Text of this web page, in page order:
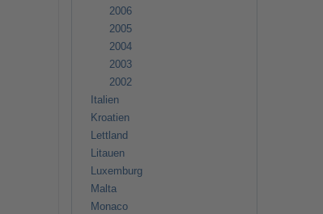
2006
2005
2004
2003
2002
Italien
Kroatien
Lettland
Litauen
Luxemburg
Malta
Monaco